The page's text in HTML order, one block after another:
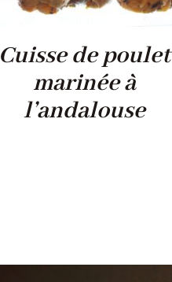
Cuisse de poulet
marinée à
l’andalouse